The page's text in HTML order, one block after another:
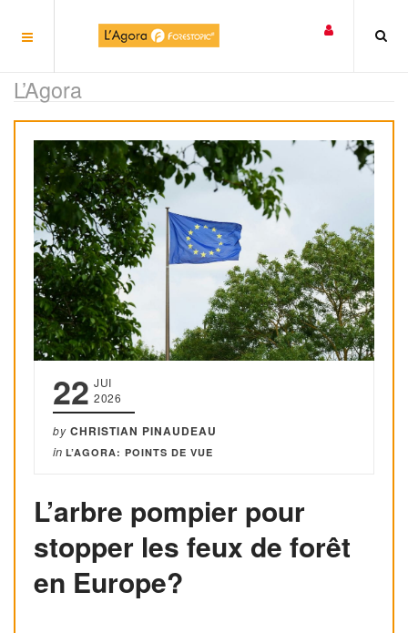
L’Agora
22 JUI
2026
by CHRISTIAN PINAUDEAU
in L’AGORA: POINTS DE VUE
L’arbre pompier pour
stopper les feux de forêt
en Europe?